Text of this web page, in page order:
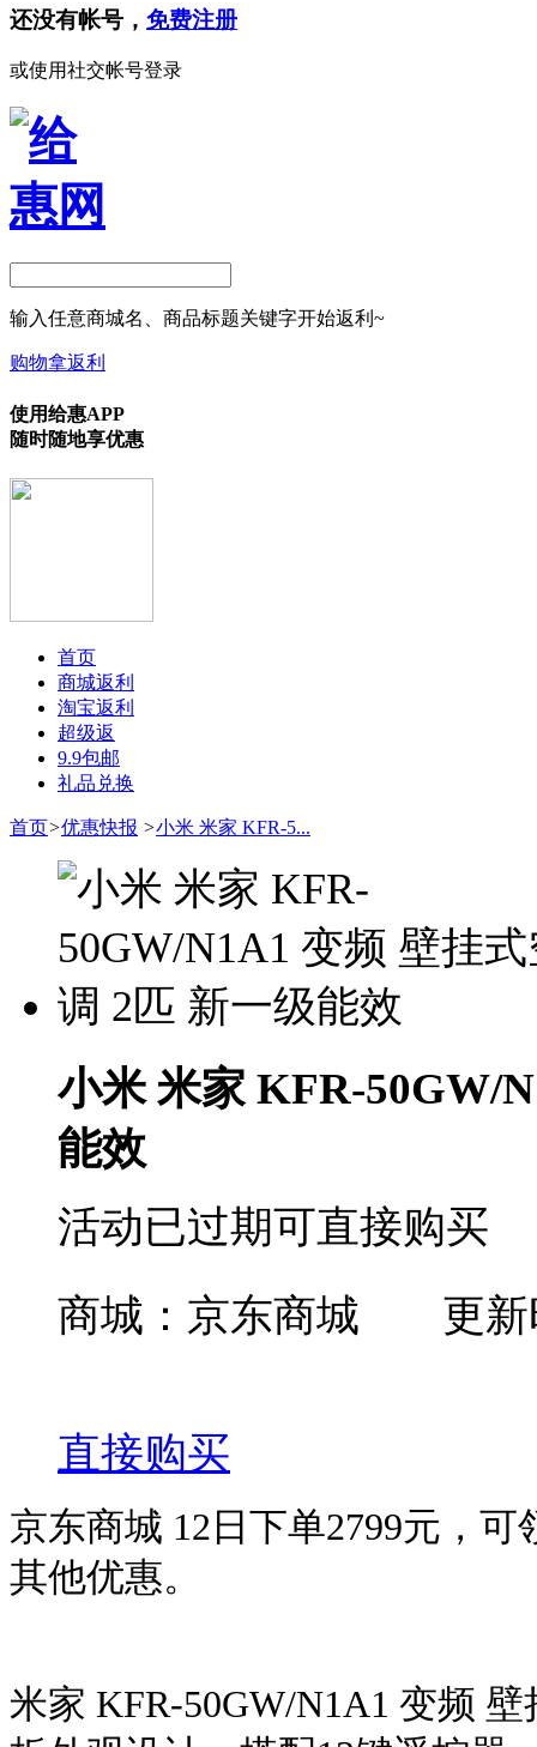
还没有帐号， 免费注册
或使用社交帐号登录
输入任意商城名、商品标题关键字开始返利~
购物拿返利
使用给惠APP
随时随地享优惠
首页
商城返利
淘宝返利
超级返
9.9包邮
礼品兑换
首页>优惠快报 >小米 米家 KFR-5...
小米 米家 KFR-50GW/
能效
活动已过期可直接购买
商城：京东商城
更新
直接购买
京东商城 12日下单2799元，
其他优惠。
米家 KFR-50GW/N1A1 变频